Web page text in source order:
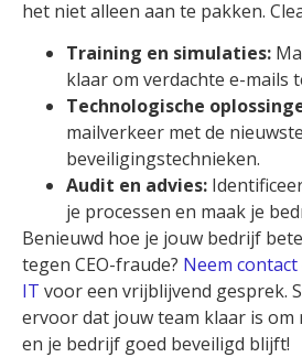
het niet alleen aan te pakken.
Training en simulaties:
klaar om verdachte e-mails
Technologische
mailverkeer met de nieuwste
beveiligingstechnieken.
Audit en advies:
je processen en maak je
Benieuwd hoe je jouw bedrijf
tegen CEO-fraude? Neem
IT voor een vrijblijvend gesprek.
ervoor dat jouw team klaar is om
en je bedrijf goed beveiligd blijft!